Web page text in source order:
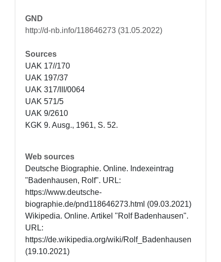
GND
http://d-nb.info/118646273 (31.05.2022)
Sources
UAK 17//170
UAK 197/37
UAK 317/III/0064
UAK 571/5
UAK 9/2610
KGK 9. Ausg., 1961, S. 52.
Web sources
Deutsche Biographie. Online. Indexeintrag
"Badenhausen, Rolf". URL:
https://www.deutsche-
biographie.de/pnd118646273.html (09.03.2021)
Wikipedia. Online. Artikel "Rolf Badenhausen".
URL:
https://de.wikipedia.org/wiki/Rolf_Badenhausen
(19.10.2021)